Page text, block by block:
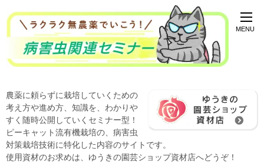
農薬に頼らずに栽培していくための
考え方や進め方、知識を、わかりや
すく随時公開していくセミナー型！
ピーキャット流有機栽培の、病害虫
対策栽培技術に特化した内容のサイトです。
使用資材のお求めは、ゆうきの園芸ショップ資材店へどうぞ！